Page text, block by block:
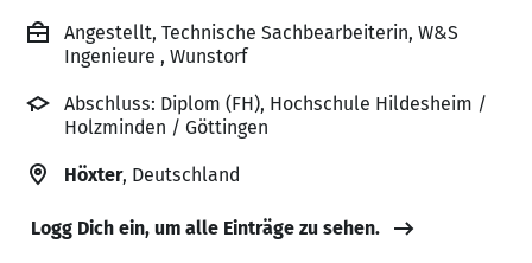
Angestellt, Technische Sachbearbeiterin, W&S
Ingenieure , Wunstorf
Abschluss: Diplom (FH), Hochschule Hildesheim /
Holzminden / Göttingen
Höxter, Deutschland
Logg Dich ein, um alle Einträge zu sehen.